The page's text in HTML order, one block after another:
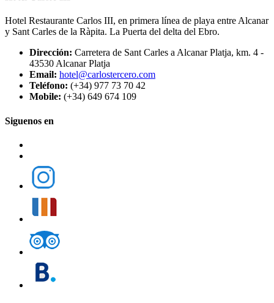
Hotel Restaurante Carlos III, en primera línea de playa entre Alcanar
y Sant Carles de la Ràpita. La Puerta del delta del Ebro.
Dirección: Carretera de Sant Carles a Alcanar Platja, km. 4 -
43530 Alcanar Platja
Email: hotel@carlostercero.com
Teléfono: (+34) 977 73 70 42
Mobile: (+34) 649 674 109
Siguenos en